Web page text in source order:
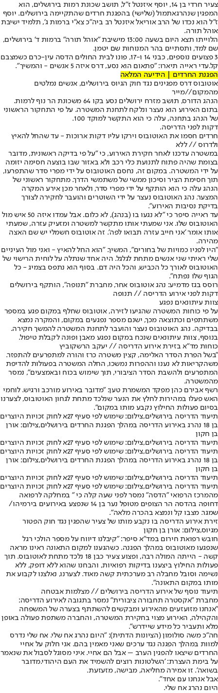
צעיר חרדי בן 1
4, יוסף איזנטל ז"ל, תושב שכונת רמות בירושלים, הוא
המפגין שנהרגאתמול (שלישי) בהפגנת חרדים שהתקיימה בירושלים. יוסף
ז"ל הוא נכדו של הרב אוריאל איזנטל רב ביה"כ צא"י ברמות ג', תלמיד ישיבת
אוהל תורה.
הלוייתו תצא היום בשעה 13:00 מישיבת "אוהל תורה" ברמות ד' בירושלים,
שם למד, ותסתיים בהר המנוחות שם יטמן.
3 פצועים נוספים, כבני 14 ו-17, פונו לבית החולים הדסה עין-כרם כשמצבם
קל.עדי ראייה תיארו: "פתאום הוא נסע, דרס איזה 5 אנשים - והמשיך".
הפגנת החרדים | הידיעה המלאה
אוטובוס דרס מפגינים נגד חוק הגיוס בירושלים, אנשים נמלטים
מהמקום//מייר
הנהג הדורס, תושב מזרח ירושלים נסע בקו 64 משכונת הר נוף לרמות.
בתום האירוע הוא נעצר ונלקח לתחנת המשטרה. על פי התחקור הראשוני
של הנהג בתחנה, עלה כי הוא התקשר למוקד 100.
דקות לפני הדריסה.
חרדים חסמו את האוטובוס וירקו עליו דקות ארוכות - עד שהחל להאיץ
ולדרוס // ללא
במשטרה עדכנו לאחר חקירת האירוע, כי "על פי בדיקה ראשונית, מדובר
בצומת שהיה פתוח לתנועת כלי רכב ולא באזור שבו בוצעה חסימה יזומה
על ידי המשטרה. במקום זה, נחסם האוטובוס על ידי מפרי סדר שהתפרעו,
תוך חסימת הציר וסיכון ממשי של משתמשי הדרך. מתחקור ראשוני של
הנהג עלה כי הוא הותקף על ידי מפרי סדר, ולאחר מכן אירע המקרה
המצער. נהג האוטובוס נעצר על ידי השוטרים והועבר לחקירה לצורך
בדיקת נסיבות האירוע".
עד ראייה סיפר כי "לא נגעו בו (בנהג), לא כלום. אבל עמדו איזה 50 איש מול
האוטובוס שלו. אני שמעתי אותו מתקשר למשטרה ומזעיק עזרה, שמעתי
אותו אומר 'אני חייב עזרה תבואו לפה'. זה אוטובוס חשמלי יש שם האצה
מהירה.
"היו לפניו כמויות של בחורים", המשיך. "הוא החל להאיץ - ואני מול העיניים
שלי ראיתי שני אנשים מתחת לגלגל. היה אחד שנתלה על לוחית הרישוי של
האוטובוס לאורך כל הכביש, והכל היה דם. בסוף הוא נתפס בצמיג - כל
הגוף שלו נפתח".
רוסס בגז מדמיע: נהג אוטובוס אחר, מחברת "תנופה", הותקף בירושלים
דקות לפני אירוע הדריסה // תנופה
צוות עיתונאים נפגע
על פי כוחות המשטרה שהגיעו לזירה, אוטובוס שחלף במקום פגע במספר
משתתפים וכתוצאה מכך, ישנם מספר נפגעים במקום, והמקרה נמצא
בבדיקה. נהג האוטובוס נעצר והועבר לתחנת המשטרה להמשך חקירה.
בנוסף, צוות עיתונאים שנכח במקום נפגע מאבן ופונה לקבלת טיפול.
כוחות מד"א בזירת אירוע הדריסה // יעקב הרשקוביץ
"בשל הפרת הסדר האלימה, קצין משטרה כרז והורה למתפרעים להתפזר.
משהקריאות לא נענו וההפרות נמשכו, החלה המשטרה בפעולות להדיפת
המתפרעים ולהשבת הסדר הציבורי, תוך שימוש בכוח ובאמצעים", נמסר
מהמשטרה.
רשף אבירם כהן מפקד המשמרת טען: "מדובר באירוע מורכב ורגיש. לוחמי
האש פעלו במהירות לחלץ את הנער שנלכד מתחת לגחון האוטובוס, לצערנו
בסיום פעולות החילוץ נקבע מותו במקום".
תיעוד הדריסה בירושלים,צילום: שימוש לפי סעיף 27א לחוק זכויות היוצרים
בן 18 נהרג באירוע הדריסה במהלך הפגנת החרדים בירושלים,צילום: אורן
בן חקון
תיעוד הדריסה בירושלים,צילום: שימוש לפי סעיף 27א לחוק זכויות היוצרים
תיעוד הדריסה בירושלים,צילום: שימוש לפי סעיף 27א לחוק זכויות היוצרים
בן 18 נהרג באירוע הדריסה במהלך הפגנת החרדים בירושלים,צילום: אורן
בן חקון
תיעוד הדריסה בירושלים,צילום: שימוש לפי סעיף 27א לחוק זכויות היוצרים
תיעוד הדריסה בירושלים,צילום: שימוש לפי סעיף 27א לחוק זכויות היוצרים
מהמרכז הרפואי "הדסה" נמסר לפני שעה קלה כי " במחלקה לרפואה
דחופה בהדסה הר הצופים מטופל נער בן 14 שנפצע באירועים בירמיהו/
שמגר. מצבו קל ונמצא בהכרה מלאה".
זירת אירוע הדריסה בו נקבע מותו של צעיר שהפגין נגד חוק הפטור
מגיוס,צילום: אורן בן חקון
חובש רפואת חירום במד"א סיפר: "קיבלנו דיווח על מספר הולכי רגל
שנפגעו מאוטובוס במהלך הפגנה. כשהגענו למקום התאונה ראינו מראה
קשה - הייתה המולה רבה, ופצוע צעיר כבן 18 נלכד מתחת לאוטובוס. תוך
פעולות החילוץ ביצענו בדיקות רפואיות, והבחנו שהוא ללא דופק, ללא
נשימה וסובל מחבלה רב מערכתית קשה מאוד. לצערנו, נאלצנו לקבוע את
מותו במקום התאונה".
תיעוד נוסף של אירוע הדריסה בירושלים // מצלמות אבטחה
מחברת "אקסטרה תחבורה ציבורית" נמסר בתגובה לאירוע הדריסה:
"אנחנו מזועזעים מהאירוע ומבקשים להשתתף בצערה של המשפחה
והקהילה, האירוע מצוי בחקירת המשטרה, והחברה משתפת פעולה באופן
מלא ותעביר כל מידע שיידרש".
חה״כ משה סולומון (הציונות הדתית): "היום נהרג אח שלי. אח שלי נדרס
למוות במהלך הפגנה נגד ערכים שאני מאמין בהם. אני חלוק על אחיי
החרדים שיצאו להפגין הערב – אבל הם אחיי. איני מסוגל לסבול את שנאמר
על בימת העצרת: 'השלטונות רוצים להשמיד את העם היהודי.מדובר
בשואה'. זו אמירה מחליאה, מבישה, מזעזעת.
אבל אנחנו עם אחד".
היום נהרג אח שלי.